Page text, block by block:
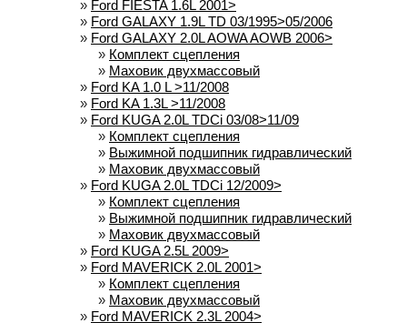
» Ford FIESTA 1.6L 2001>
» Ford GALAXY 1.9L TD 03/1995>05/2006
» Ford GALAXY 2.0L AOWA AOWB 2006>
» Комплект сцепления
» Маховик двухмассовый
» Ford KA 1.0 L >11/2008
» Ford KA 1.3L >11/2008
» Ford KUGA 2.0L TDCi 03/08>11/09
» Комплект сцепления
» Выжимной подшипник гидравлический
» Маховик двухмассовый
» Ford KUGA 2.0L TDCi 12/2009>
» Комплект сцепления
» Выжимной подшипник гидравлический
» Маховик двухмассовый
» Ford KUGA 2.5L 2009>
» Ford MAVERICK 2.0L 2001>
» Комплект сцепления
» Маховик двухмассовый
» Ford MAVERICK 2.3L 2004>